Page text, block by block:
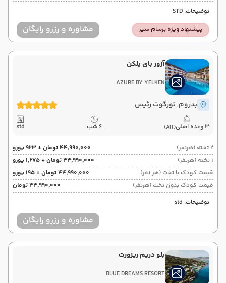
توضیحات: STD
پیشنهاد ویژه برسام سیر
مشاوره و رزرو رایگان
آزور بای یلکن
AZURE BY YELKEN
بدروم, تورگوت رئیس
3 وعده اصلی (All) 6 شب std
2 تخته (هرنفر)
۴۴٬۹۹۰٬۰۰۰ تومان + ۹۲۳ یورو
1 تخته (هرنفر)
۴۴٬۹۹۰٬۰۰۰ تومان + ۱٬۶۷۵ یورو
قیمت کودک با تخت (هر نفر)
۴۴٬۹۹۰٬۰۰۰ تومان + ۱۹۵ یورو
قیمت کودک بدون تخت (هرنفر)
۴۴٬۹۹۰٬۰۰۰ تومان
توضیحات: std
مشاوره و رزرو رایگان
بلو دریم ریزورت
BLUE DREAMS RESORT